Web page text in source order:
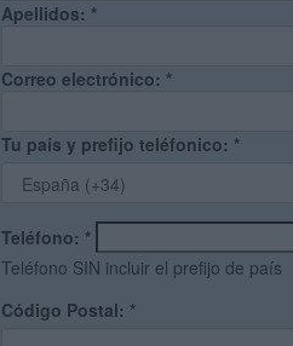
Apellidos: *
Correo electrónico: *
Tu país y prefijo teléfonico: *
Teléfono: *
Teléfono SIN incluir el prefijo de país
Código Postal: *